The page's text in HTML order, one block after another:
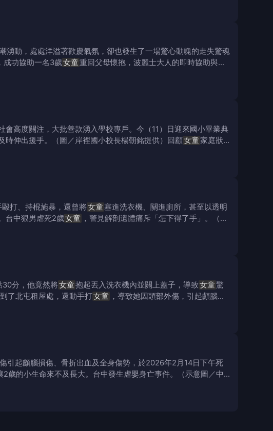
湧動，處處洋溢著歡慶氣氛，卻也發生了一場驚心動魄的走失驚魂
成功協助一名3歲女童重回父母懷抱，波麗士大人的即時協助與鐵
高度關注，大批善款湧入學校專戶。今（11）日迎來國小畢業典
時伸出援手。（圖／岸裡國小校長楊朝銘提供）回顧女童家庭狀
打、持棍施暴，還曾將女童塞進洗衣機、關進廁所，甚至以透明
台中狠男虐死2歲女童 ，警見解剖遺體痛斥「怎下得了手」。（圖
30分，他竟然將女童抱起丟入洗衣機內並關上蓋子，導致女童驚
了北屯租屋處，還動手打女童 ，導致她因頭部外傷，引起顱腦損
引起顱腦損傷、骨折出血及全身傷勢，於2026年2月14日下午死
歲的小生命來不及長大。台中發生虐嬰身亡事件。（示意圖／中